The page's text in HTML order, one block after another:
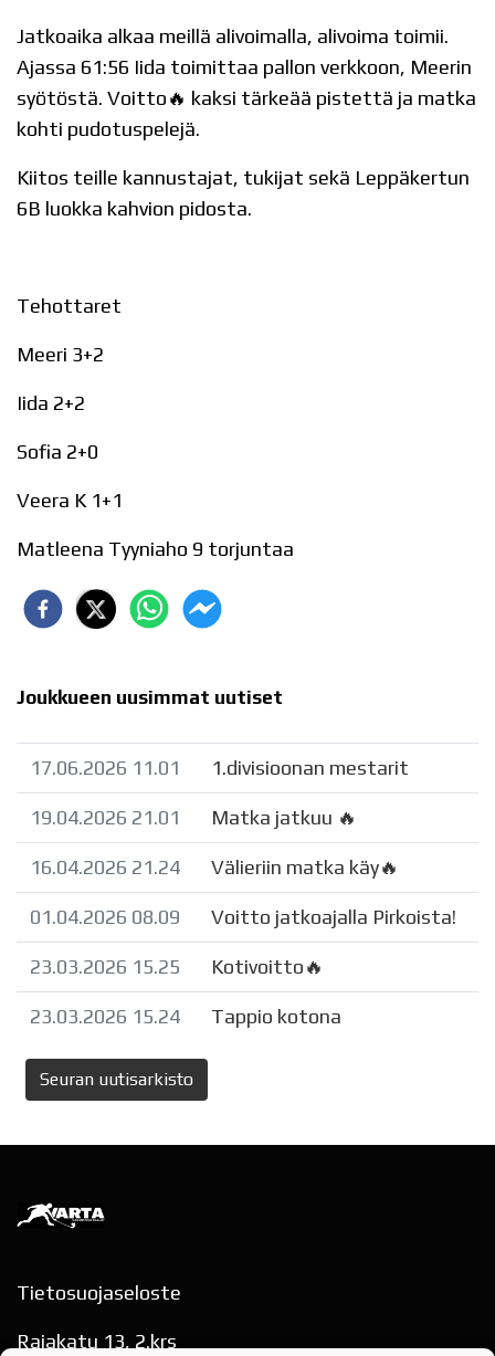
Jatkoaika alkaa meillä alivoimalla, alivoima toimii.
Ajassa 61:56 Iida toimittaa pallon verkkoon, Meerin
syötöstä. Voitto🔥 kaksi tärkeää pistettä ja matka
kohti pudotuspelejä.
Kiitos teille kannustajat, tukijat sekä Leppäkertun
6B luokka kahvion pidosta.
Tehottaret
Meeri 3+2
Iida 2+2
Sofia 2+0
Veera K 1+1
Matleena Tyyniaho 9 torjuntaa
Joukkueen uusimmat uutiset
17.06.2026 11.01 1.divisioonan mestarit
19.04.2026 21.01 Matka jatkuu 🔥
16.04.2026 21.24 Välieriin matka käy🔥
01.04.2026 08.09 Voitto jatkoajalla Pirkoista!
23.03.2026 15.25 Kotivoitto🔥
23.03.2026 15.24 Tappio kotona
Seuran uutisarkisto
Tietosuojaseloste
Rajakatu 13, 2.krs